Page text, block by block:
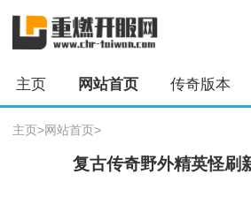
主页 网站首页 传奇版本
主页>网站首页>
复古传奇野外精英怪刷